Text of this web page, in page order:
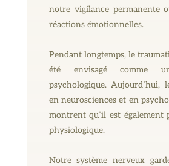
notre vigilance permanente
réactions émotionnelles.
Pendant longtemps, le
été envisagé comme
psychologique. Aujourd’hui,
en neurosciences et en
montrent qu’il est également
physiologique.
Notre système nerveux